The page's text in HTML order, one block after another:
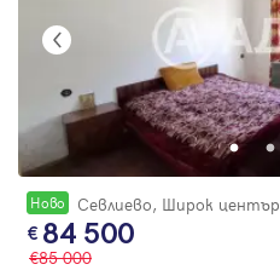
Новo Севлиево, Широк център
84 500
85 000